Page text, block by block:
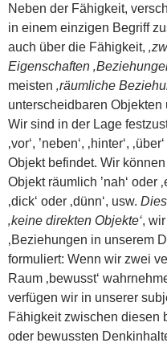
Neben der Fähigkeit,
in einem einzigen Begriff
auch über die Fähigkeit,
Eigenschaften
meisten ‚räumliche
unterscheidbaren
Wir sind in der Lage
‚vor‘, ’neben‘, ‚hinter‘,
Objekt befindet. Wir
Objekt räumlich ’nah‘ oder
‚dick‘ oder ‚dünn‘, usw.
‚keine direkten Objekte‘,
‚Beziehungen in unserem
formuliert: Wenn wir zwei
Raum ‚bewusst‘
verfügen wir in unserer
Fähigkeit zwischen diesen
oder bewussten